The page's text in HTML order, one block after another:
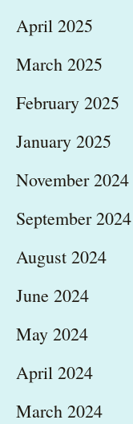
April 2025
March 2025
February 2025
January 2025
November 2024
September 2024
August 2024
June 2024
May 2024
April 2024
March 2024